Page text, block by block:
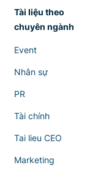
Tài liệu theo
chuyên ngành
Event
Nhân sự
PR
Tài chính
Tai lieu CEO
Marketing